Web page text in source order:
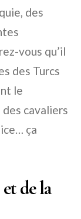
des
vous qu’il
des Turcs
le
cavaliers
ça
de la